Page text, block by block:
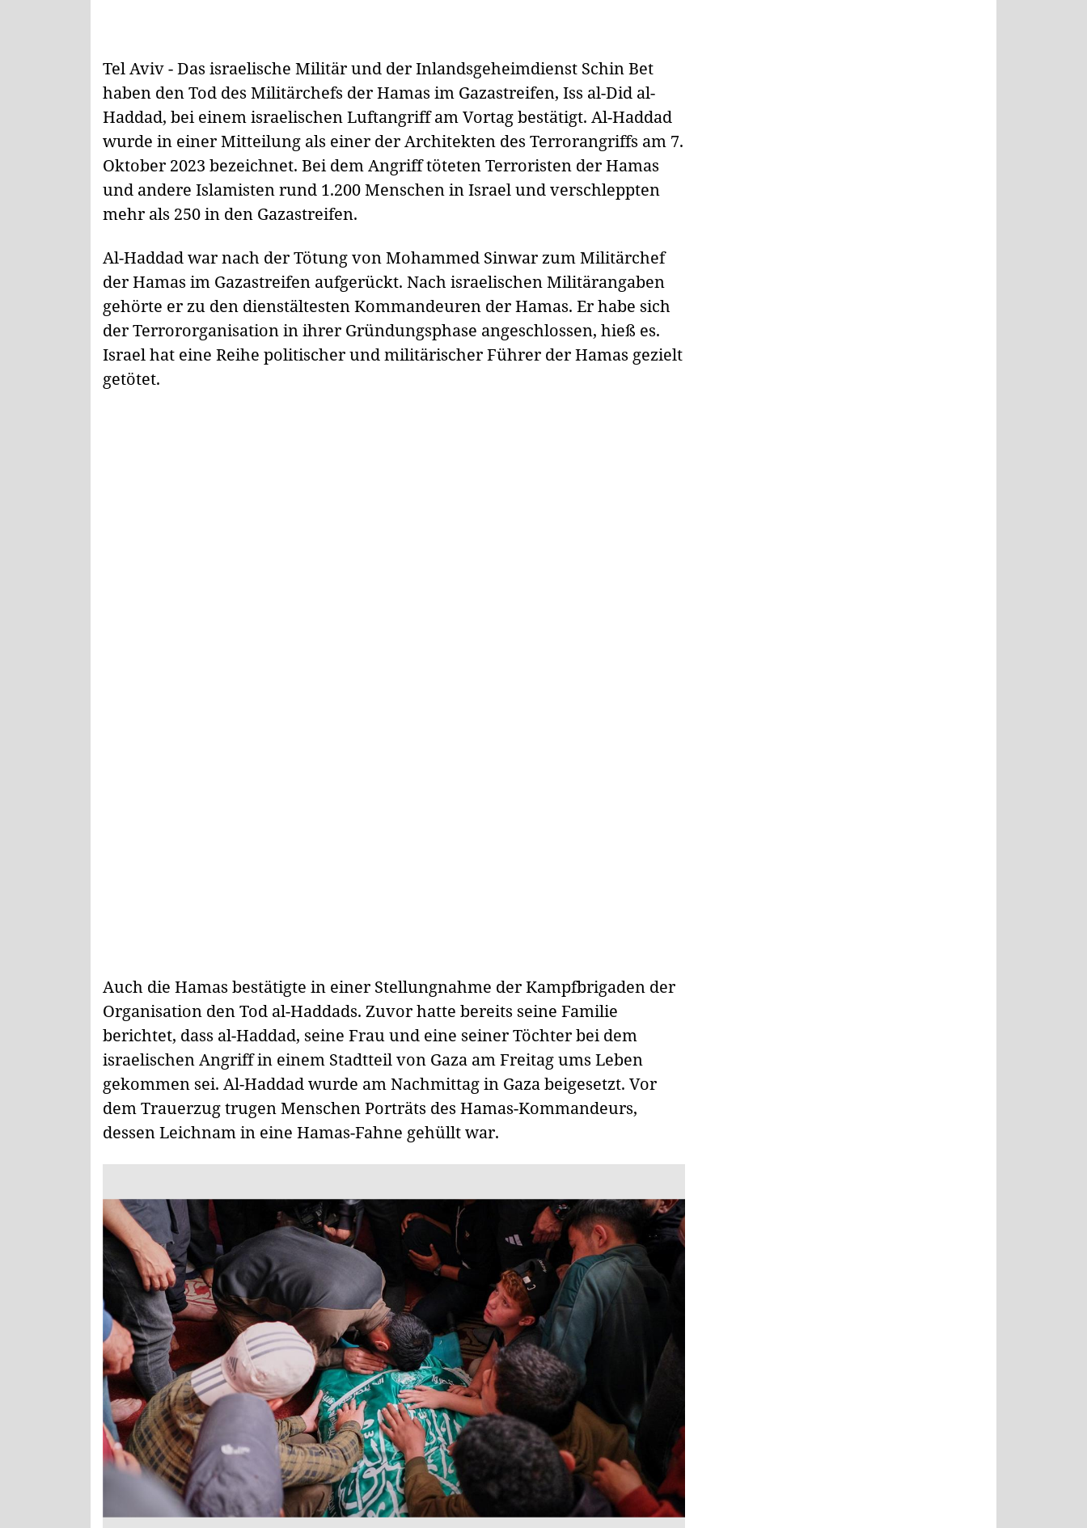
Tel Aviv - Das israelische Militär und der Inlandsgeheimdienst Schin Bet
haben den Tod des Militärchefs der Hamas im Gazastreifen, Iss al-Did al-
Haddad, bei einem israelischen Luftangriff am Vortag bestätigt. Al-Haddad
wurde in einer Mitteilung als einer der Architekten des Terrorangriffs am 7.
Oktober 2023 bezeichnet. Bei dem Angriff töteten Terroristen der Hamas
und andere Islamisten rund 1.200 Menschen in Israel und verschleppten
mehr als 250 in den Gazastreifen.
Al-Haddad war nach der Tötung von Mohammed Sinwar zum Militärchef
der Hamas im Gazastreifen aufgerückt. Nach israelischen Militärangaben
gehörte er zu den dienstältesten Kommandeuren der Hamas. Er habe sich
der Terrororganisation in ihrer Gründungsphase angeschlossen, hieß es.
Israel hat eine Reihe politischer und militärischer Führer der Hamas gezielt
getötet.
Auch die Hamas bestätigte in einer Stellungnahme der Kampfbrigaden der
Organisation den Tod al-Haddads. Zuvor hatte bereits seine Familie
berichtet, dass al-Haddad, seine Frau und eine seiner Töchter bei dem
israelischen Angriff in einem Stadtteil von Gaza am Freitag ums Leben
gekommen sei. Al-Haddad wurde am Nachmittag in Gaza beigesetzt. Vor
dem Trauerzug trugen Menschen Porträts des Hamas-Kommandeurs,
dessen Leichnam in eine Hamas-Fahne gehüllt war.